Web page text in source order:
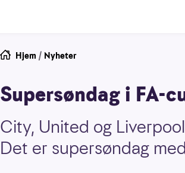
Hjem / Nyheter
Supersøndag i FA-
City, United og
Det er supersøndag